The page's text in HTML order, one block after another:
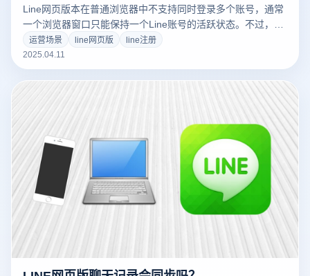
Line网页版本在普通浏览器中不支持同时登录多个账号，通常
一个浏览器窗口只能保持一个Line账号的活跃状态。不过，借
助云登防关联浏览器，可以实现多个Line账号的同时登录与独
立管理，非常适合多账号操作、批量沟通或跨境业务需求。
运营场景 line网页版
line注册
2025.04.11